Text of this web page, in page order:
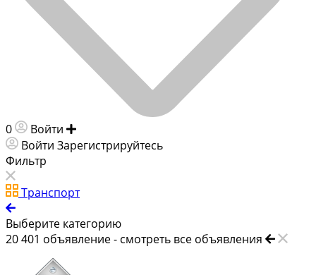
0 Войти
Войти Зарегистрируйтесь
Фильтр
Транспорт
Выберите категорию
20 401 объявление - смотреть все объявления